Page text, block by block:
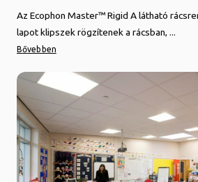
Az Ecophon Master™ Rigid A látható
lapot klipszek rögzítenek a rácsban, ...
Bővebben